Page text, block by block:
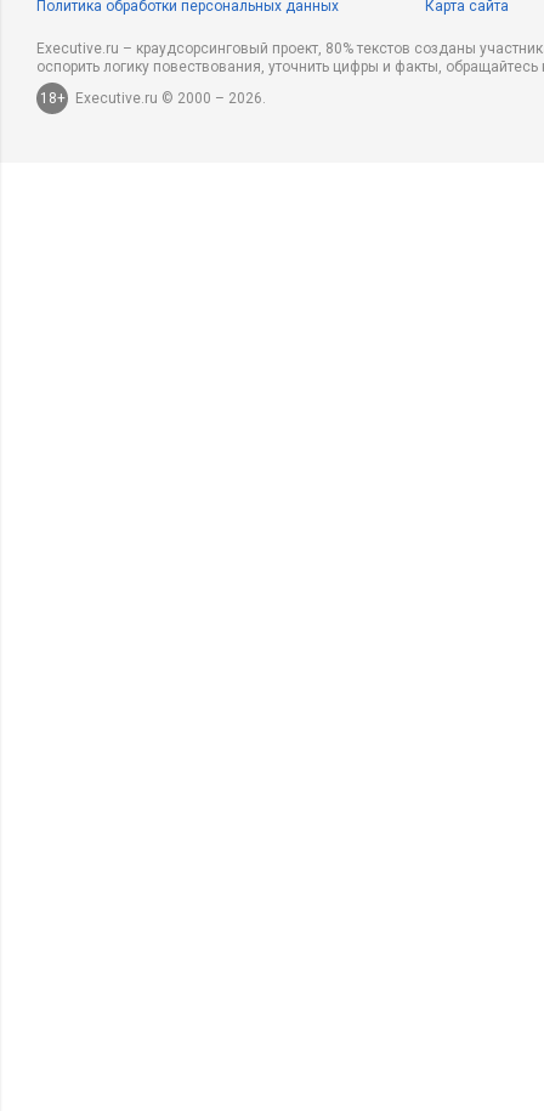
Политика обработки персональных данных Карта сайта
Executive.ru – краудсорсинговый проект, 80% текстов созданы
оспорить логику повествования, уточнить цифры и факты,
18+
Executive.ru © 2000 – 2026.